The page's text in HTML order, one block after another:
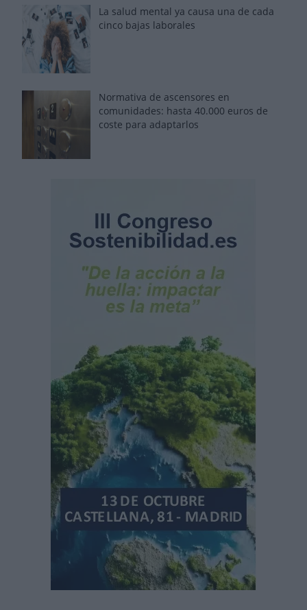
La salud mental ya causa una de cada
cinco bajas laborales
Normativa de ascensores en
comunidades: hasta 40.000 euros de
coste para adaptarlos